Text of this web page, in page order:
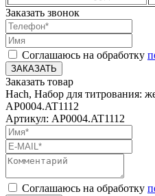
Заказать звонок
Соглашаюсь на обработку
ЗАКАЗАТЬ
Заказать товар
Hach, Набор для титрования:
AP0004.AT1112
Артикул: AP0004.AT1112
Соглашаюсь на обработку